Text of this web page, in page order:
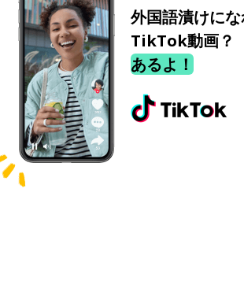
外国語漬けに
TikTok動画？
あるよ！